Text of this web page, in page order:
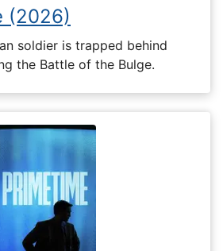
(2026)
soldier is trapped behind
the Battle of the Bulge.